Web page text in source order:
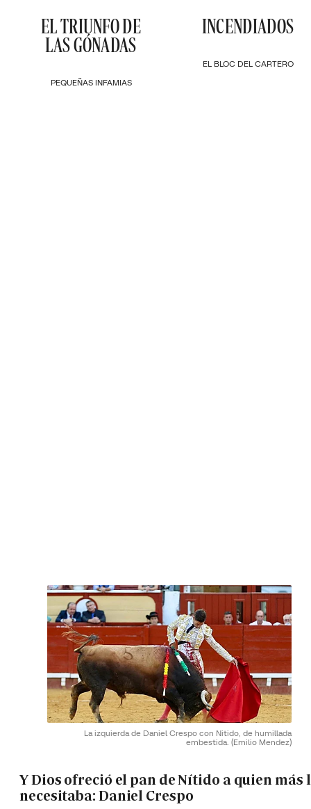
PEQUEÑAS INFAMIAS
EL TRIUNFO DE
LAS GÓNADAS
EL BLOC DEL CARTERO
INCENDIADOS
La izquierda de Daniel Crespo con Nitido, de humillada
embestida. (Emilio Mendez)
Y Dios ofreció el pan de Nítido a quien más
necesitaba: Daniel Crespo